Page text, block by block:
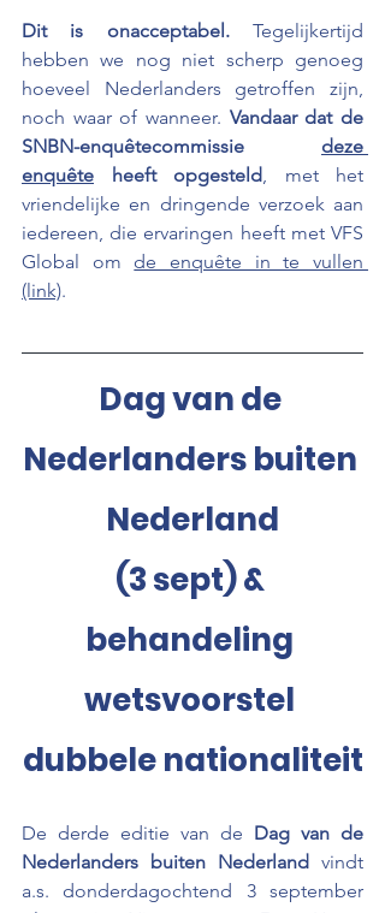
Dit is onacceptabel. Tegelijkertijd
hebben we nog niet scherp genoeg
hoeveel Nederlanders getroffen zijn,
noch waar of wanneer. Vandaar dat de
SNBN-enquêtecommissie deze
enquête heeft opgesteld , met het
vriendelijke en dringende verzoek aan
iedereen, die ervaringen heeft met VFS
Global om de enquête in te vullen
(link).
Dag van de
Nederlanders buiten
Nederland
(3 sept) &
behandeling
wetsvoorstel
dubbele nationaliteit
De derde editie van de Dag van de
Nederlanders buiten Nederland vindt
a.s. donderdagochtend 3 september